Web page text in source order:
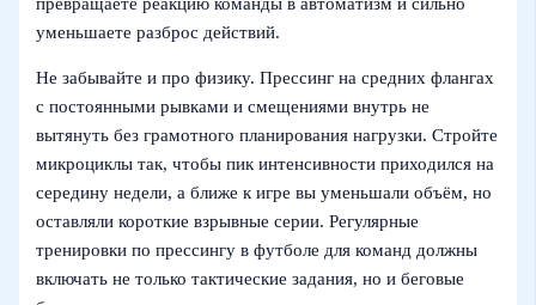
уменьшаете разброс действий.
Не забывайте и про физику. Прессинг на средних флангах
с постоянными рывками и смещениями внутрь не
вытянуть без грамотного планирования нагрузки. Стройте
микроциклы так, чтобы пик интенсивности приходился на
середину недели, а ближе к игре вы уменьшали объём, но
оставляли короткие взрывные серии. Регулярные
тренировки по прессингу в футболе для команд должны
включать не только тактические задания, но и беговые